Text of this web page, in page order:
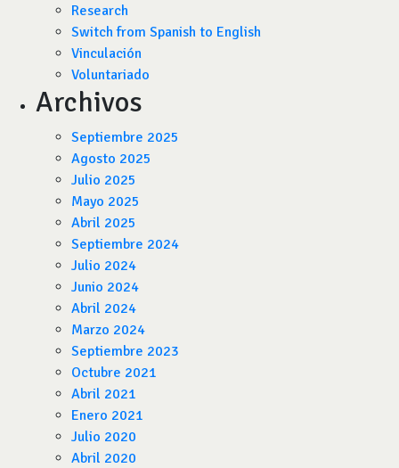
Research
Switch from Spanish to English
Vinculación
Voluntariado
Archivos
Septiembre 2025
Agosto 2025
Julio 2025
Mayo 2025
Abril 2025
Septiembre 2024
Julio 2024
Junio 2024
Abril 2024
Marzo 2024
Septiembre 2023
Octubre 2021
Abril 2021
Enero 2021
Julio 2020
Abril 2020